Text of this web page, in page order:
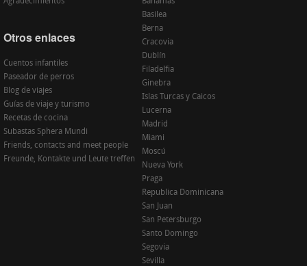
Otros enlaces
Cuentos infantiles
Paseador de perros
Blog de viajes
Guías de viaje y turismo
Recetas de cocina
Subastas Sphera Mundi
Friends, contacts and meet people
Freunde, Kontakte und Leute treffen
Basilea
Berna
Cracovia
Dublín
Filadelfia
Ginebra
Islas Turcas y Caicos
Lucerna
Madrid
Miami
Moscú
Nueva York
Praga
Republica Dominicana
San Juan
San Petersburgo
Santo Domingo
Segovia
Sevilla